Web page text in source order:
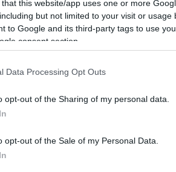
that this website/app uses one or more
but not limited to your visit or
to Google and its third-party tags to use
consent section.
Data Processing Opt Outs
opt-out of the Sharing of my personal data.
opt-out of the Sale of my Personal Data.
un’importante celebrazione
della Sardegna, vanta
Marina Protetta di Santa
della regione.
Gallura si colorano per
enogastronomia, all’arte e alla